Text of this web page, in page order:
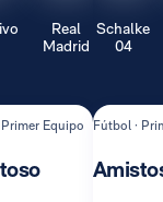
Real
Madrid
Equipo
Schalke
04
Fútbol ·